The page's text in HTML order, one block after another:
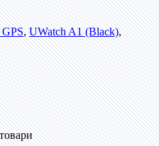
,UWatch A1 (Black),